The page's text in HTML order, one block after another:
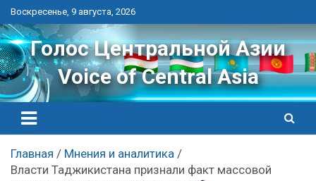
Перейти
к
контенту
Воскресенье, 9 августа, 2026
Голос Центральной Азии
Voice of Central Asia
Главная
Мнения и аналитика
Власти Таджикистана признали факт массовой